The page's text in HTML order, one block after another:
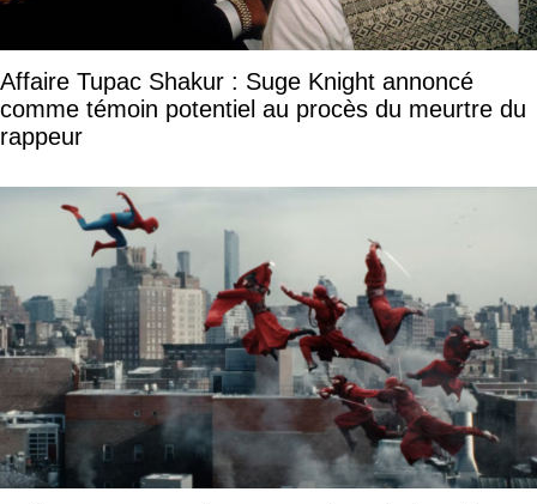
Affaire Tupac Shakur : Suge Knight annoncé
comme témoin potentiel au procès du meurtre du
rappeur